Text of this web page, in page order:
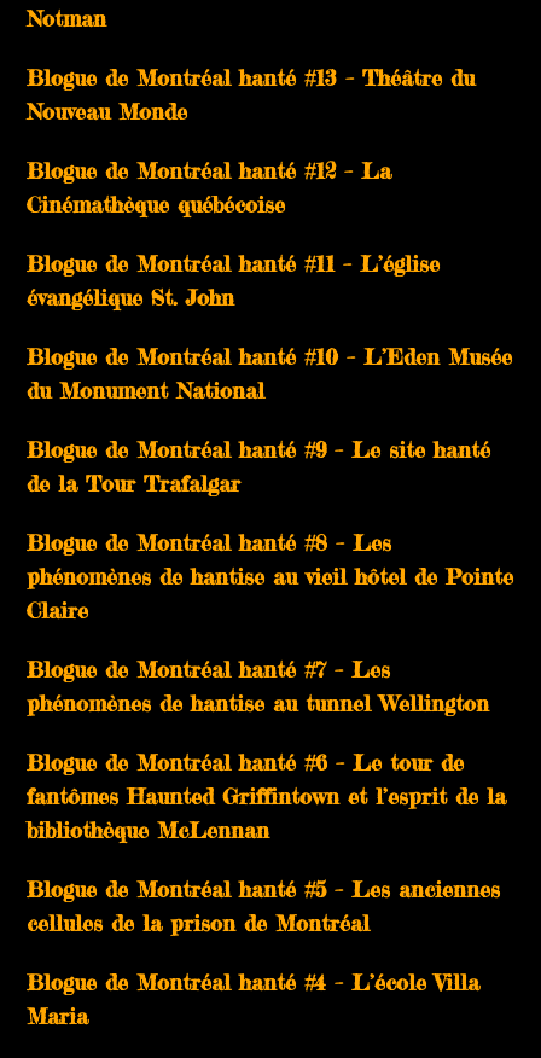
Notman
Blogue de Montréal hanté #13 – Théâtre du
Nouveau Monde
Blogue de Montréal hanté #12 – La
Cinémathèque québécoise
Blogue de Montréal hanté #11 – L’église
évangélique St. John
Blogue de Montréal hanté #10 – L’Eden Musée
du Monument National
Blogue de Montréal hanté #9 – Le site hanté
de la Tour Trafalgar
Blogue de Montréal hanté #8 – Les
phénomènes de hantise au vieil hôtel de Pointe
Claire
Blogue de Montréal hanté #7 – Les
phénomènes de hantise au tunnel Wellington
Blogue de Montréal hanté #6 – Le tour de
fantômes Haunted Griffintown et l’esprit de la
bibliothèque McLennan
Blogue de Montréal hanté #5 – Les anciennes
cellules de la prison de Montréal
Blogue de Montréal hanté #4 – L’école Villa
Maria